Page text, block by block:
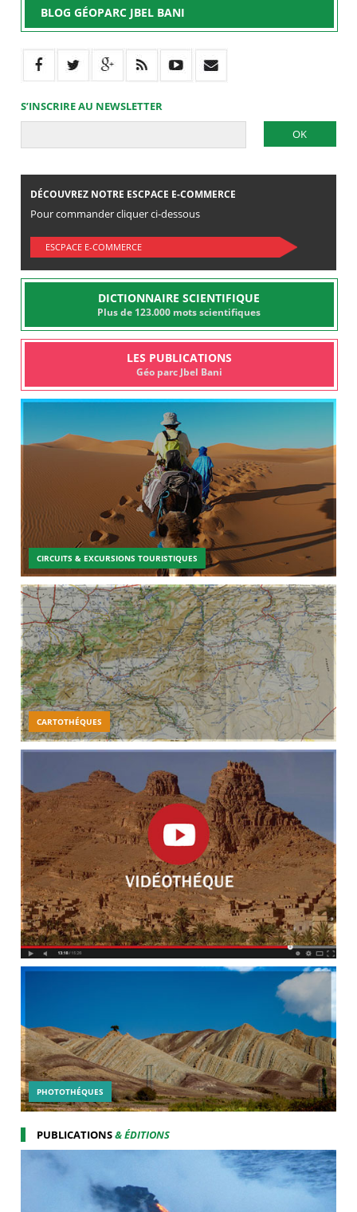
BLOG GÉOPARC JBEL BANI
S’INSCRIRE AU NEWSLETTER
DÉCOUVREZ NOTRE ESCPACE E-COMMERCE
Pour commander cliquer ci-dessous
ESCPACE E-COMMERCE
DICTIONNAIRE SCIENTIFIQUE
Plus de 123.000 mots scientifiques
LES PUBLICATIONS
Géo parc Jbel Bani
CIRCUITS & EXCURSIONS TOURISTIQUES
CARTOTHÉQUES
PHOTOTHÉQUES
PUBLICATIONS& ÉDITIONS